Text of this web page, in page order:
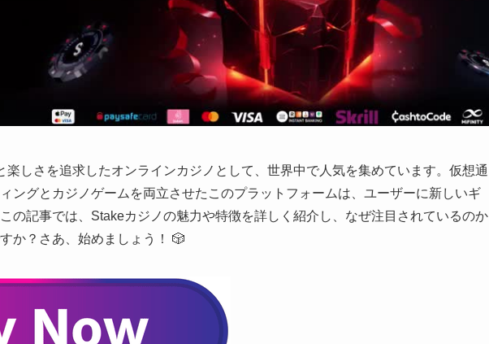
楽しさを追求したオンラインカジノとして、世界中で人気を集めています。仮想通
ングとカジノゲームを両立させたこのプラットフォームは、ユーザーに新しいギ
の記事では、Stakeカジノの魅力や特徴を詳しく紹介し、なぜ注目されているのか
か？さあ、始めましょう！ 🎲